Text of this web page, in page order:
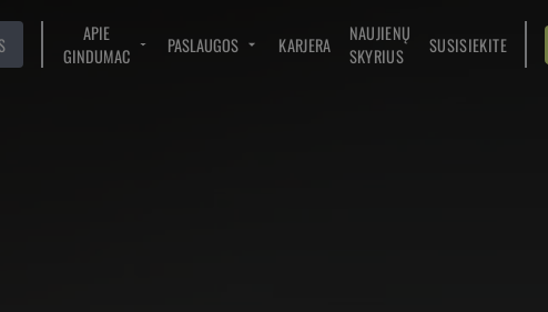
APIE
GINDUMAC
PASLAUGOS KARJERA
NAUJIENŲ
SKYRIUS
SUSISIEKITE